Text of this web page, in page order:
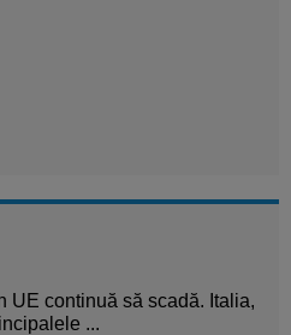
UE continuă să scadă. Italia,
...